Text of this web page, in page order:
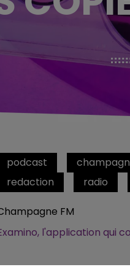
podcast
redaction
radio
FM
l'application qui